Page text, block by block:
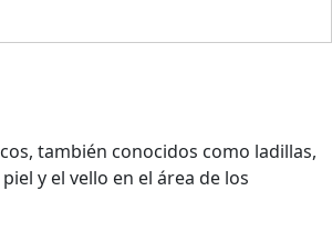
también conocidos como ladillas,
y el vello en el área de los